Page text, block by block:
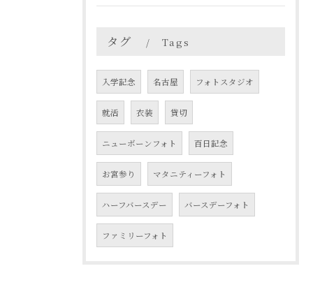
タグ Tags
入学記念 名古屋 フォトスタジオ
就活 衣装 貸切
ニューボーンフォト 百日記念
お宮参り マタニティーフォト
ハーフバースデー バースデーフォト
ファミリーフォト